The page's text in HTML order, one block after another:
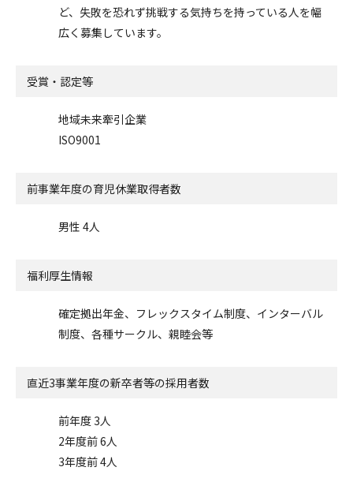
ど、失敗を恐れず挑戦する気持ちを持っている人を幅
広く募集しています。
受賞・認定等
地域未来牽引企業
ISO9001
前事業年度の育児休業取得者数
男性 4人
福利厚生情報
確定拠出年金、フレックスタイム制度、インターバル
制度、各種サークル、親睦会等
直近3事業年度の新卒者等の採用者数
前年度 3人
2年度前 6人
3年度前 4人